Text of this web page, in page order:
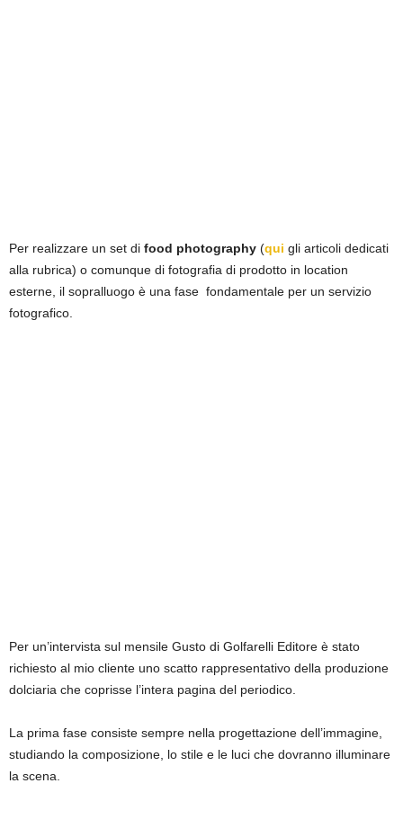
Per realizzare un set di food photography (qui gli articoli dedicati
alla rubrica) o comunque di fotografia di prodotto in location
esterne, il sopralluogo è una fase fondamentale per un servizio
fotografico.
Per un’intervista sul mensile Gusto di Golfarelli Editore è stato
richiesto al mio cliente uno scatto rappresentativo della produzione
dolciaria che coprisse l’intera pagina del periodico.
La prima fase consiste sempre nella progettazione dell’immagine,
studiando la composizione, lo stile e le luci che dovranno illuminare
la scena.